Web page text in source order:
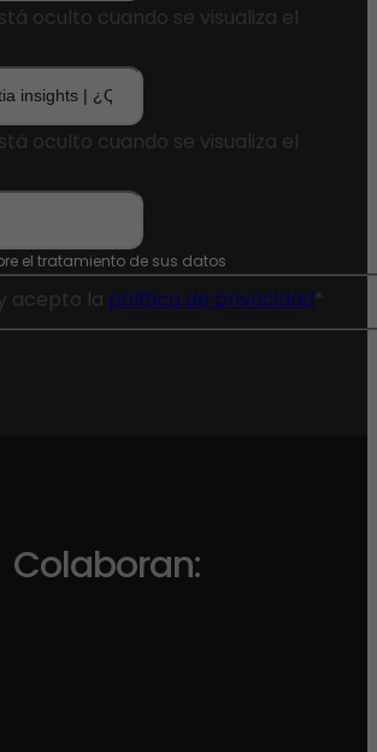
oculto cuando se visualiza el
oculto cuando se visualiza el
el tratamiento de sus datos
acepto la política de privacidad*
Colaboran: